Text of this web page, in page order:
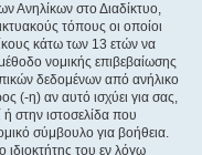
Ανηλίκων στο Διαδίκτυο,
τόπους οι οποίοι
κάτω των 13 ετών να
νομικής επιβεβαίωσης
δεδομένων από ανήλικο
(-η) αν αυτό ισχύει για σας,
στην ιστοσελίδα που
σύμβουλο για βοήθεια.
του εν λόγω